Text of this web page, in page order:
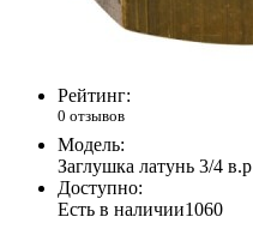
Рейтинг:
0 отзывов
Модель:
Заглушка латунь 3/4 в.р
Доступно:
Есть в наличии1060